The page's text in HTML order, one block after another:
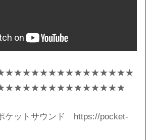
ケットサウンド https://pocket-